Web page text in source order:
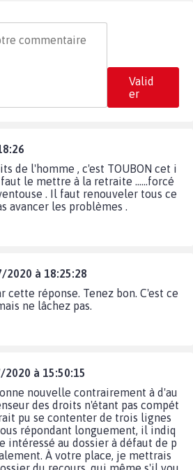
Valid
er
de l'homme , c'est TOUBON cet i
le mettre à la retraite ......forcé
. Il faut renouveler tous ce
avancer les problèmes .
2020 à 18:25:28
cette réponse. Tenez bon. C'est ce
ne lâchez pas.
à 15:50:15
nouvelle contrairement à d'au
des droits n'étant pas compét
pu se contenter de trois lignes
répondant longuement, il indiq
intéressé au dossier à défaut de p
À votre place, je mettrais